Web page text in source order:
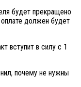
будет прекращено
должен будет
вступит в силу с 1
почему не нужны